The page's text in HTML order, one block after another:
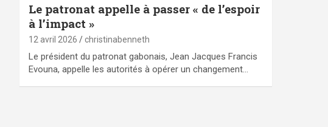
Le patronat appelle à passer « de l’espoir
à l’impact »
12 avril 2026 christinabenneth
Le président du patronat gabonais, Jean Jacques Francis
Evouna, appelle les autorités à opérer un changement…